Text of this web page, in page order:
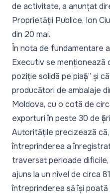
de activitate, a anunțat
Proprietății Publice, Ion
din 20 mai.
În nota de fundamentare
Executiv se menționează
poziție solidă pe piață” și
producători de ambalaje
Moldova, cu o cotă de
exporturi în peste 30 de
Autoritățile precizează că,
întreprinderea a
traversat perioade
ajuns la un nivel de circa
întreprinderea să își